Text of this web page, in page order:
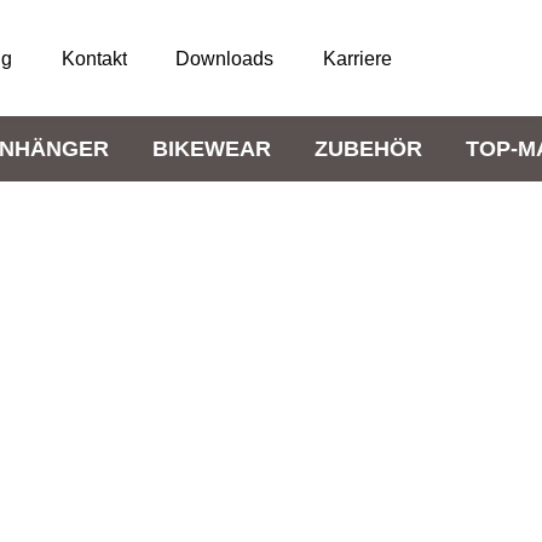
Kontakt Downloads Karriere
BIKEWEAR ZUBEHÖR TOP-